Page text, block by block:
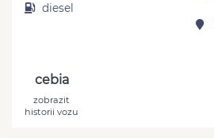
diesel
cebia
zobrazit
historii vozu